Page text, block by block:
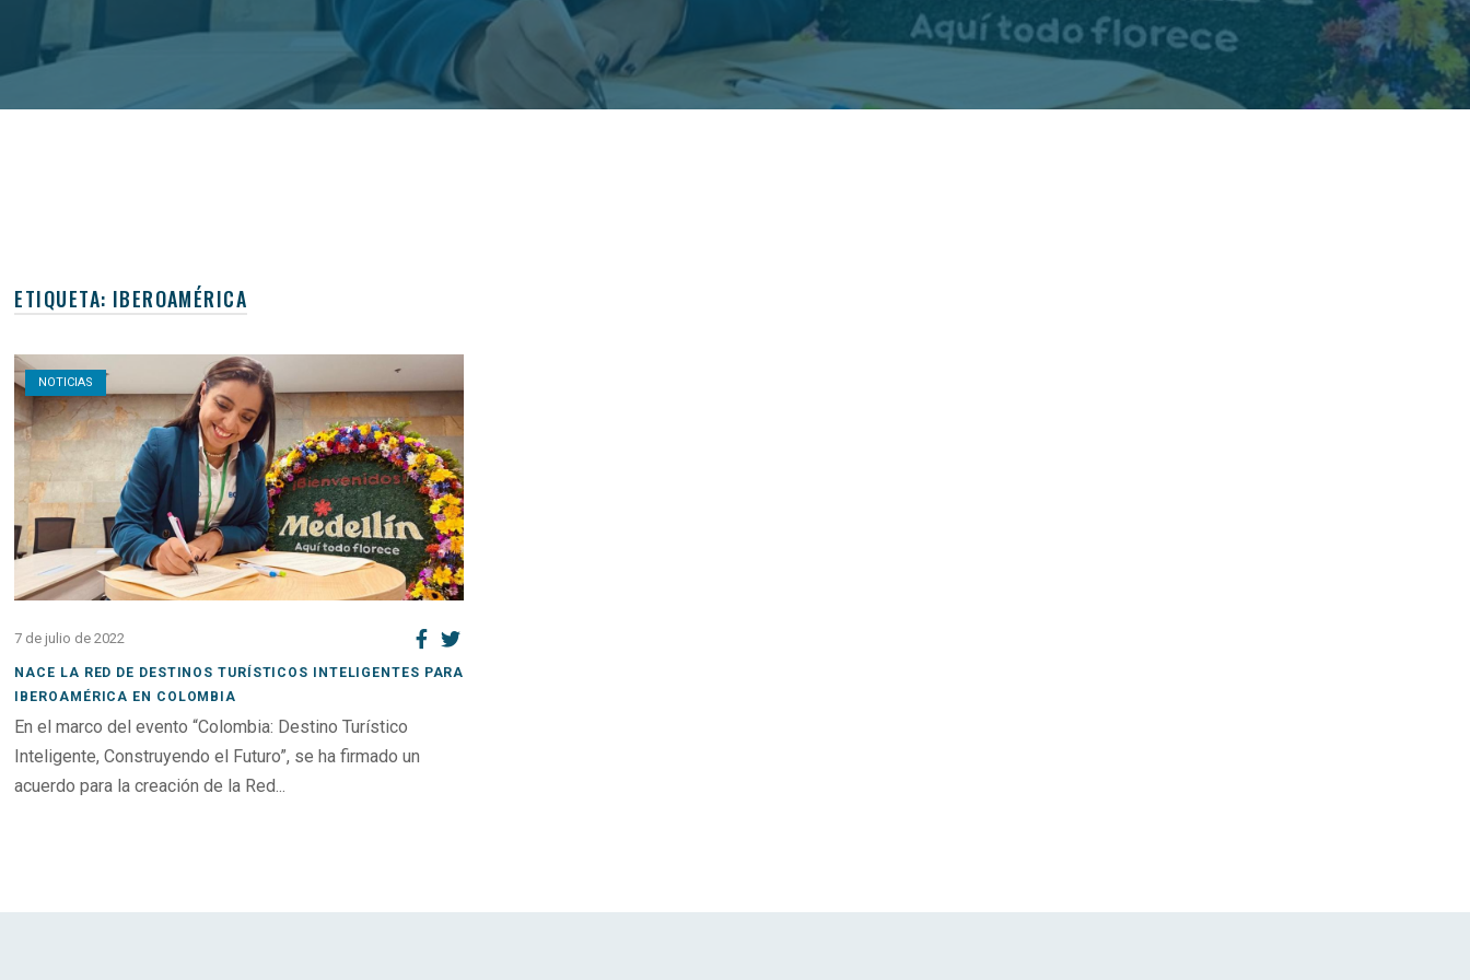
ETIQUETA: IBEROAMÉRICA
NOTICIAS
Open post
7 de julio de 2022
NACE LA RED DE DESTINOS TURÍSTICOS INTELIGENTES PARA
IBEROAMÉRICA EN COLOMBIA
En el marco del evento “Colombia: Destino Turístico
Inteligente, Construyendo el Futuro”, se ha firmado un
acuerdo para la creación de la Red...